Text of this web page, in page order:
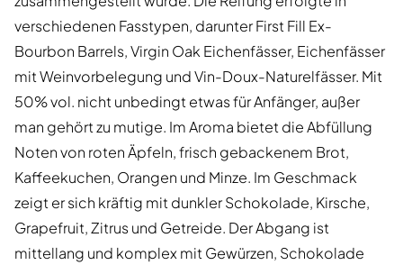
verschiedenen Fasstypen, darunter First Fill Ex-
Bourbon Barrels, Virgin Oak Eichenfässer, Eichenfässer
mit Weinvorbelegung und Vin-Doux-Naturelfässer. Mit
50% vol. nicht unbedingt etwas für Anfänger, außer
man gehört zu mutige. Im Aroma bietet die Abfüllung
Noten von roten Äpfeln, frisch gebackenem Brot,
Kaffeekuchen, Orangen und Minze. Im Geschmack
zeigt er sich kräftig mit dunkler Schokolade, Kirsche,
Grapefruit, Zitrus und Getreide. Der Abgang ist
mittellang und komplex mit Gewürzen, Schokolade